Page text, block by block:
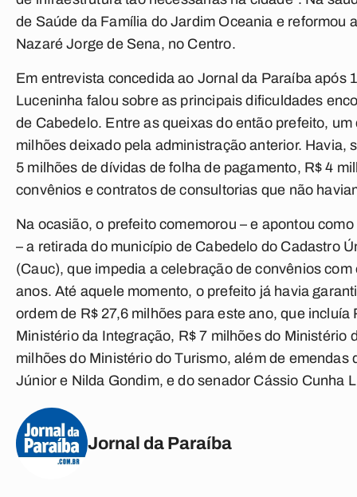
de Saúde da Família do Jardim Oceania e reformou
Nazaré Jorge de Sena, no Centro.
Em entrevista concedida ao Jornal da Paraíba após
Luceninha falou sobre as principais dificuldades
de Cabedelo. Entre as queixas do então prefeito, um
milhões deixado pela administração anterior. Havia,
5 milhões de dívidas de folha de pagamento, R$ 4
convênios e contratos de consultorias que não
Na ocasião, o prefeito comemorou – e apontou
– a retirada do município de Cabedelo do Cadastro
(Cauc), que impedia a celebração de convênios
anos. Até aquele momento, o prefeito já havia
ordem de R$ 27,6 milhões para este ano, que incluía
Ministério da Integração, R$ 7 milhões do Ministério
milhões do Ministério do Turismo, além de emendas
Júnior e Nilda Gondim, e do senador Cássio Cunha
Jornal da Paraíba